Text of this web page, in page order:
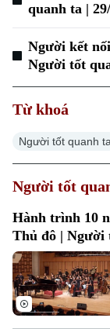
quanh ta |
Người kết
Người tốt
Từ khoá
Người tốt quanh ta
Người tốt
Hành trình 10
Thủ đô | Người